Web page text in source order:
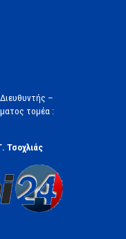
–
τομέα :
Τσοχλιάς